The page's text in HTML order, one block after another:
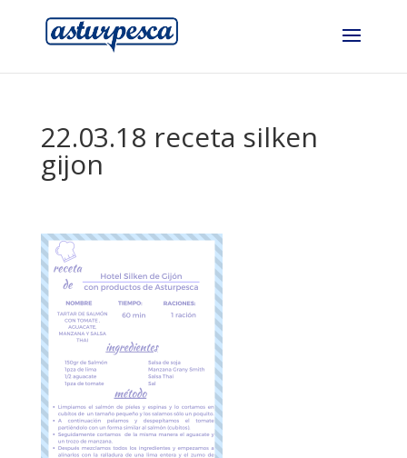
22.03.18 receta silken
gijon